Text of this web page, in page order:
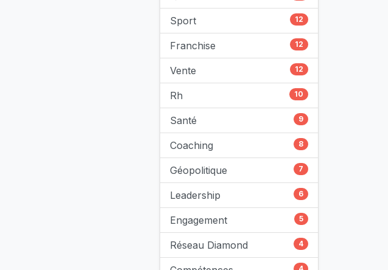
Sport 12
Franchise 12
Vente 12
Rh 10
Santé 9
Coaching 8
Géopolitique 7
Leadership 6
Engagement 5
Réseau Diamond 4